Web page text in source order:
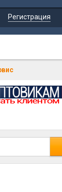
Регистрация